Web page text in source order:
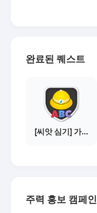
완료된 퀘스트
[씨앗 심기] 가이드보기 - 매체별 활동 가이드
주력 홍보 캠페인